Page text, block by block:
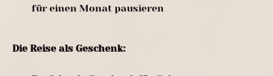
für einen Monat pausieren
Die Reise als Geschenk: